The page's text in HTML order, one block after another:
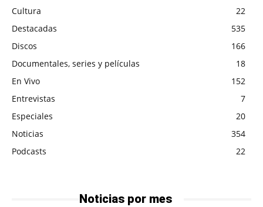
Cultura
22
Destacadas
535
Discos
166
Documentales, series y películas
18
En Vivo
152
Entrevistas
7
Especiales
20
Noticias
354
Podcasts
22
Noticias por mes